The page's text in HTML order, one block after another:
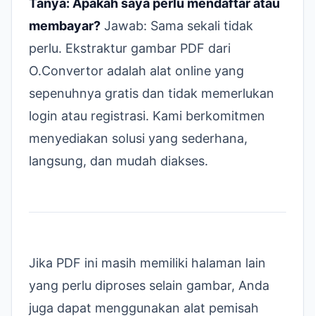
Tanya: Apakah saya perlu mendaftar atau
membayar? Jawab: Sama sekali tidak
perlu. Ekstraktur gambar PDF dari
O.Convertor adalah alat online yang
sepenuhnya gratis dan tidak memerlukan
login atau registrasi. Kami berkomitmen
menyediakan solusi yang sederhana,
langsung, dan mudah diakses.
Jika PDF ini masih memiliki halaman lain
yang perlu diproses selain gambar, Anda
juga dapat menggunakan alat pemisah